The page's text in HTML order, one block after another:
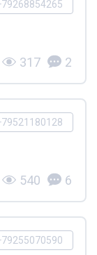
317 2
540 6